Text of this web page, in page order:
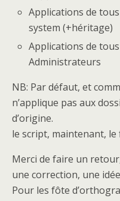
Applications de
system (+héritage)
Applications de
Administrateurs
NB: Par défaut, et
n’applique pas aux
d’origine.
le script, maintenant, le
Merci de faire un
une correction, une
Pour les fôte